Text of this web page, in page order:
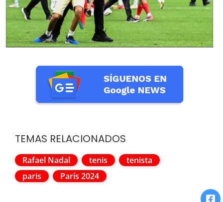
TEMAS RELACIONADOS
Rafael Nadal tenis
tenista
paris
París 2024